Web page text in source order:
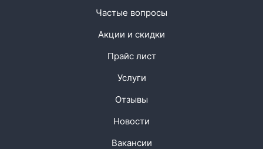
Частые вопросы
Акции и скидки
Прайс лист
Услуги
Отзывы
Новости
Вакансии